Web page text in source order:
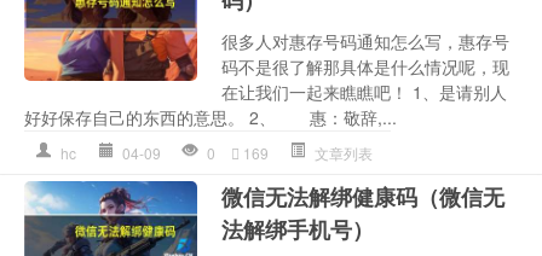
很多人对惠存号码通知怎么写，惠存号
码不是很了解那具体是什么情况呢，现
在让我们一起来瞧瞧吧！ 1、是请别人
好好保存自己的东西的意思。 2、 惠：敬辞,...
hc 04-09 0 169 文章列表
微信无法解绑健康码（微信无
法解绑手机号）